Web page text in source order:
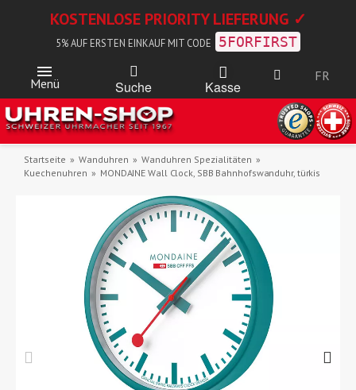
KOSTENLOSE PRIORITY LIEFERUNG ✓
5% AUF ERSTEN EINKAUF MIT CODE 5FORFIRST
Menü Suche Kasse
FR
Startseite Wanduhren
Wanduhren Spezialitäten
Kuechenuhren
MONDAINE Wall Clock, SBB Bahnhofswanduhr, türkis